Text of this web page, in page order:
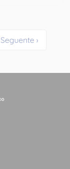
Seguente ›